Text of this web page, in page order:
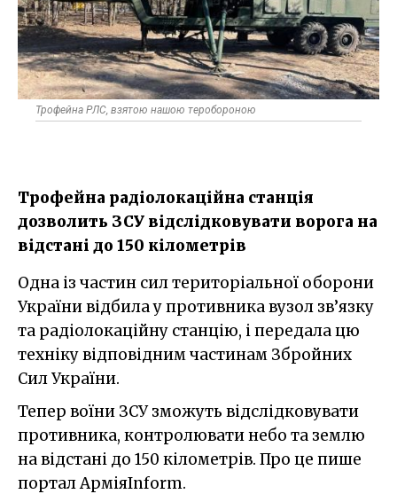
Трофейна РЛС, взятою нашою теробороною
Трофейна радіолокаційна станція
дозволить ЗСУ відслідковувати ворога на
відстані до 150 кілометрів
Одна із частин сил територіальної оборони
України відбила у противника вузол зв’язку
та радіолокаційну станцію, і передала цю
техніку відповідним частинам Збройних
Сил України.
Тепер воїни ЗСУ зможуть відслідковувати
противника, контролювати небо та землю
на відстані до 150 кілометрів. Про це пише
портал АрміяInform.